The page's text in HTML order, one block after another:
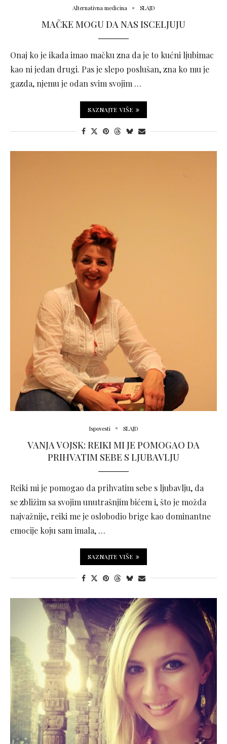
Alternativna medicina SLAJD
MAČKE MOGU DA NAS ISCELJUJU
Onaj ko je ikada imao mačku zna da je to kućni ljubimac
kao ni jedan drugi. Pas je slepo poslušan, zna ko mu je
gazda, njemu je odan svim svojim …
SAZNAJTE VIŠE
Ispovesti SLAJD
VANJA VOJSK: REIKI MI JE POMOGAO DA
PRIHVATIM SEBE S LJUBAVLJU
Reiki mi je pomogao da prihvatim sebe s ljubavlju, da
se zbližim sa svojim unutrašnjim bićem i, što je možda
najvažnije, reiki me je oslobodio brige kao dominantne
emocije koju sam imala, …
SAZNAJTE VIŠE